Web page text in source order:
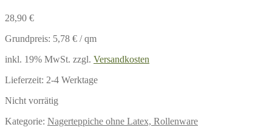
28,90 €
Grundpreis: 5,78 € /qm
inkl. 19% MwSt. zzgl. Versandkosten
Lieferzeit: 2-4 Werktage
Nicht vorrätig
Kategorie: Nagerteppiche ohne Latex, Rollenware